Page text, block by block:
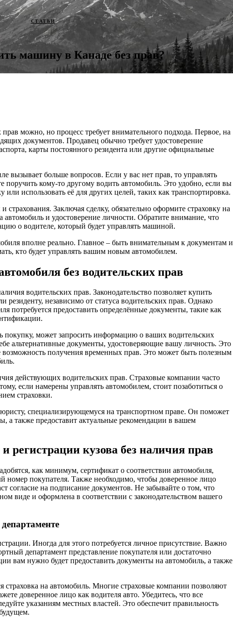
СТАТЬИ
машину в Канаде без прав?
можно, но процесс требует внимательного подхода. Первое, на
документов. Продавец обычно требует удостоверение
карты постоянного резидента или другие официальные
вызывает больше вопросов. Если у вас нет прав, то управлять
кому-то другому водить автомобиль. Это удобно, если вы
использовать её для других целей, таких как транспортировка.
страхования. Заключая сделку, обязательно оформите страховку на
и удостоверение личности. Обратите внимание, что
о водителе, который будет управлять машиной.
вполне реально. Главное – быть внимательным к документам и
кто будет управлять вашим новым автомобилем.
без водительских прав
водительских прав. Законодательство позволяет купить
независимо от статуса водительских прав. Однако
потребуется предоставить определённые документы, такие как
покупку, может запросить информацию о ваших водительских
альтернативные документы, удостоверяющие вашу личность. Это
получения временных прав. Это может быть полезным
действующих водительских прав. Страховые компании часто
если намерены управлять автомобилем, стоит позаботиться о
страховки.
специализирующемуся на транспортном праве. Он поможет
а также предоставит актуальные рекомендации в вашем
регистрации кузова без наличия прав
как минимум, сертификат о соответствии автомобиля,
покупателя. Также необходимо, чтобы доверенное лицо
согласие на подписание документов. Не забывайте о том, что
виде и оформлена в соответствии с законодательством вашего
Иногда для этого потребуется личное присутствие. Важно
департамент представление покупателя или достаточно
вам нужно будет предоставить документы на автомобиль, а также
страховка на автомобиль. Многие страховые компании позволяют
доверенное лицо как водителя авто. Убедитесь, что все
указаниям местных властей. Это обеспечит правильность